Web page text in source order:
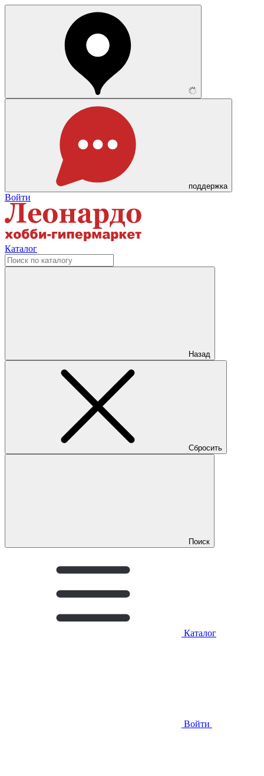
поддержка
Войти
Каталог
Назад
Сбросить
Поиск
Каталог
Войти